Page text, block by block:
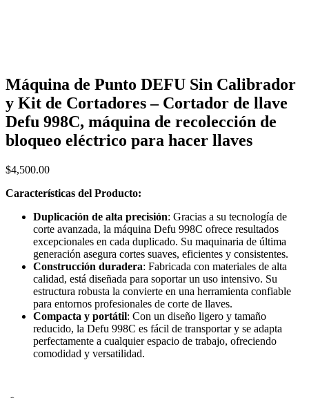
Máquina de Punto DEFU Sin Calibrador
y Kit de Cortadores – Cortador de llave
Defu 998C, máquina de recolección de
bloqueo eléctrico para hacer llaves
$4,500.00
Características del Producto:
Duplicación de alta precisión: Gracias a su tecnología de
corte avanzada, la máquina Defu 998C ofrece resultados
excepcionales en cada duplicado. Su maquinaria de última
generación asegura cortes suaves, eficientes y consistentes.
Construcción duradera: Fabricada con materiales de alta
calidad, está diseñada para soportar un uso intensivo. Su
estructura robusta la convierte en una herramienta confiable
para entornos profesionales de corte de llaves.
Compacta y portátil: Con un diseño ligero y tamaño
reducido, la Defu 998C es fácil de transportar y se adapta
perfectamente a cualquier espacio de trabajo, ofreciendo
comodidad y versatilidad.